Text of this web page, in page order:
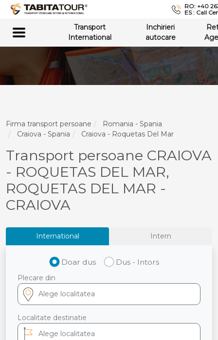
RO: +40
ES : Call
Transport
International
Inchirieri
autocare
Firma transport persoane
Romania - Spania
Craiova - Spania
Craiova - Roquetas Del Mar
Transport persoane CRAIOVA
- ROQUETAS DEL MAR,
ROQUETAS DEL MAR -
CRAIOVA
International Intern
Doar dus Dus - Intors
Plecare din
Localitate destinatie